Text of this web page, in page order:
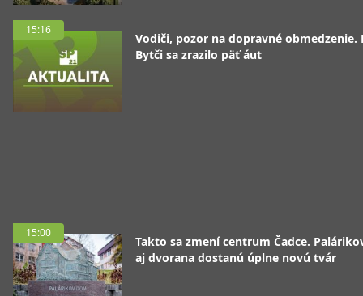
15:16
Vodiči, pozor na dopravné obmedzenie.
Bytči sa zrazilo päť áut
15:00
Takto sa zmení centrum Čadce.
aj dvorana dostanú úplne novú tvár